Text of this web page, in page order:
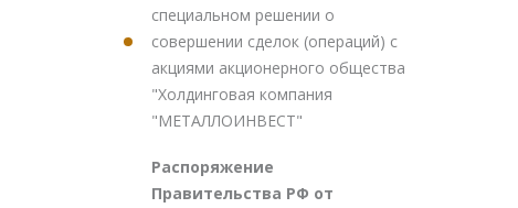
специальном решении о
совершении сделок (операций) с
акциями акционерного общества
"Холдинговая компания
"МЕТАЛЛОИНВЕСТ"
Распоряжение
Правительства РФ от